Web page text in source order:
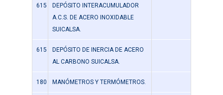
615
DEPÓSITO INTERACUMULADOR
A.C.S. DE ACERO INOXIDABLE
SUICALSA.
615
DEPÓSITO DE INERCIA DE ACERO
AL CARBONO SUICALSA.
180 MANÓMETROS Y TERMÓMETROS.